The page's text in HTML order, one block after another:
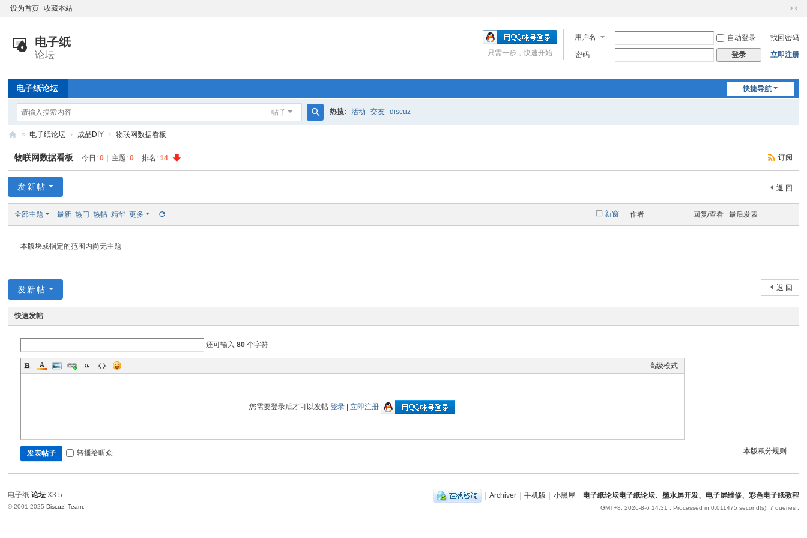
设为首页 收藏本站
切
到
窄
用户名 自动登录
找回密码
密码
登录 立即注册
只需一步，快速开始
快捷导航
电子纸论坛
帖子
索
热搜: 活动 交友 discuz
电
子
技
论
坛
电
子
、
» 电子纸论坛 › 成品DIY › 物联网数据看板
订阅
物联网数据看板 今日:0 主题:0 排名:14
返 回
发新帖
新窗
全部主题 最新 热门 热帖 精华 更多 作者 回复/查看 最后发表
本版块或指定的范围内尚无主题
返 回
发新帖
快速发帖
还可输入80 个字符
高级模式
您需要登录后才可以发帖登录 |立即注册
本版积分规则
发表帖子 转播给听众
| Archiver | 手机版 | 小黑屋 | 电子纸论坛电子纸论坛、墨水屏开发、电子屏维修、彩色电子纸教程
GMT+8, 2026-8-6 14:31 , Processed in 0.011475 second(s), 7 queries .
电子纸论坛 X3.5
© 2001-2025Discuz! Team